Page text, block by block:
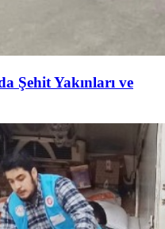
Şehit Yakınları ve